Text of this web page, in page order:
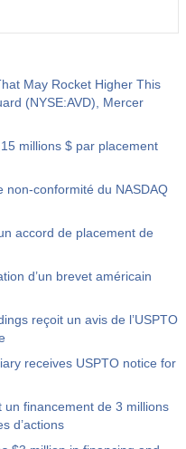
May Rocket Higher This
(NYSE:AVD), Mercer
millions $ par placement
non-conformité du NASDAQ
accord de placement de
d’un brevet américain
reçoit un avis de l’USPTO
receives USPTO notice for
un financement de 3 millions
d’actions